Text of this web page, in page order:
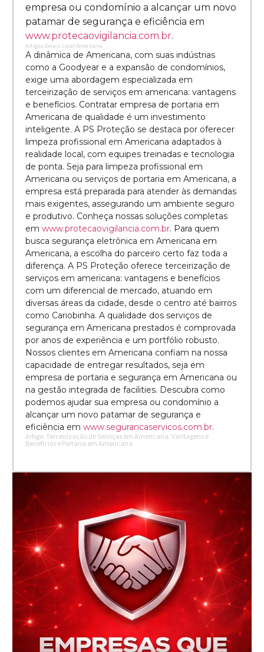
empresa ou condomínio a alcançar um novo
patamar de segurança e eficiência em
www.protecaovigilancia.com.br.
Artigos Gerais Local Americana
A dinâmica de Americana, com suas indústrias
como a Goodyear e a expansão de condomínios,
exige uma abordagem especializada em
terceirização de serviços em americana: vantagens
e benefícios. Contratar empresa de portaria em
Americana de qualidade é um investimento
inteligente. A PS Proteção se destaca por oferecer
limpeza profissional em Americana adaptados à
realidade local, com equipes treinadas e tecnologia
de ponta. Seja para limpeza profissional em
Americana ou serviços de portaria em Americana, a
empresa está preparada para atender às demandas
mais exigentes, assegurando um ambiente seguro
e produtivo. Conheça nossas soluções completas
em www.protecaovigilancia.com.br. Para quem
busca segurança eletrônica em Americana em
Americana, a escolha do parceiro certo faz toda a
diferença. A PS Proteção oferece terceirização de
serviços em americana: vantagens e benefícios
com um diferencial de mercado, atuando em
diversas áreas da cidade, desde o centro até bairros
como Cariobinha. A qualidade dos serviços de
segurança em Americana prestados é comprovada
por anos de experiência e um portfólio robusto.
Nossos clientes em Americana confiam na nossa
capacidade de entregar resultados, seja em
empresa de portaria e segurança em Americana ou
na gestão integrada de facilities. Descubra como
podemos ajudar sua empresa ou condomínio a
alcançar um novo patamar de segurança e
eficiência em www.segurancaservicos.com.br.
Artigo: Terceirização de Serviços em Americana: Vantagens e
Benefícios e Portaria em Americana